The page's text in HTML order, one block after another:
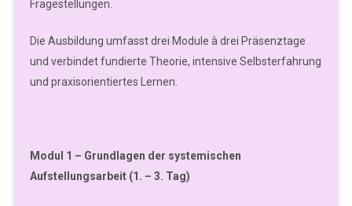
Fragestellungen.
Die Ausbildung umfasst drei Module à drei Präsenztage
und verbindet fundierte Theorie, intensive Selbsterfahrung
und praxisorientiertes Lernen.
Modul 1 – Grundlagen der systemischen
Aufstellungsarbeit (1. – 3. Tag)